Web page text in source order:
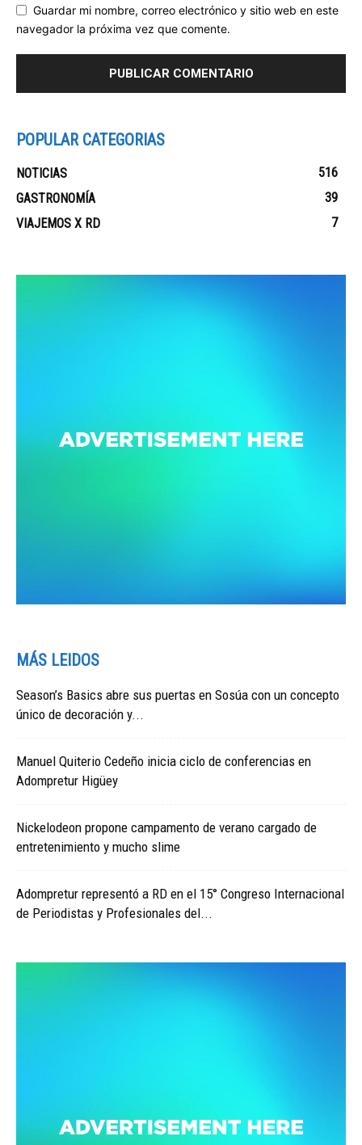
Guardar mi nombre, correo electrónico y sitio web en este
navegador la próxima vez que comente.
POPULAR CATEGORIAS
NOTICIAS
516
GASTRONOMÍA
39
VIAJEMOS X RD
7
MÁS LEIDOS
Season’s Basics abre sus puertas en Sosúa con un concepto
único de decoración y...
Manuel Quiterio Cedeño inicia ciclo de conferencias en
Adompretur Higüey
Nickelodeon propone campamento de verano cargado de
entretenimiento y mucho slime
Adompretur representó a RD en el 15° Congreso Internacional
de Periodistas y Profesionales del...